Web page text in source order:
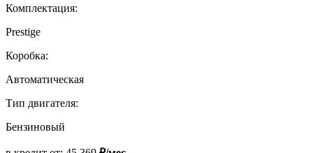
Комплектация:
Prestige
Коробка:
Автоматическая
Тип двигателя:
Бензиновый